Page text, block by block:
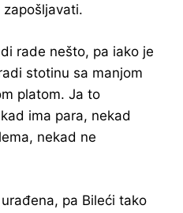
rade nešto, pa iako je
stotinu sa manjom
platom. Ja to
ima para, nekad
nekad ne
pa Bileći tako